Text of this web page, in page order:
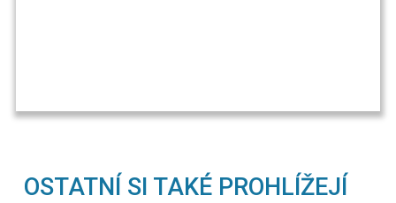
OSTATNÍ SI TAKÉ PROHLÍŽEJÍ